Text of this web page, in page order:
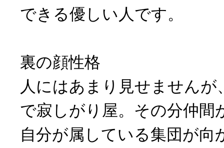
できる優しい人です。
裏の顔性格
人にはあまり見せませんが
で寂しがり屋。その分仲間
自分が属している集団が向